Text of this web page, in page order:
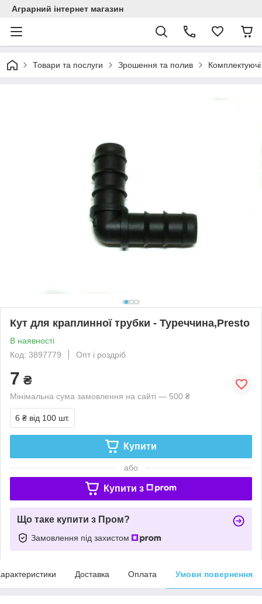
Аграрний інтернет магазин
Товари та послуги Зрошення та полив
Кут для краплинної трубки - Туреччина,Presto
В наявності
Код: 3897779
Опт і роздріб
7 ₴
Мінімальна сума замовлення на сайті — 500 ₴
6 ₴ від 100 шт.
Купити
або
Купити з
Що таке купити з Пром?
Замовлення під захистом
Доставка Оплата Умови повернення